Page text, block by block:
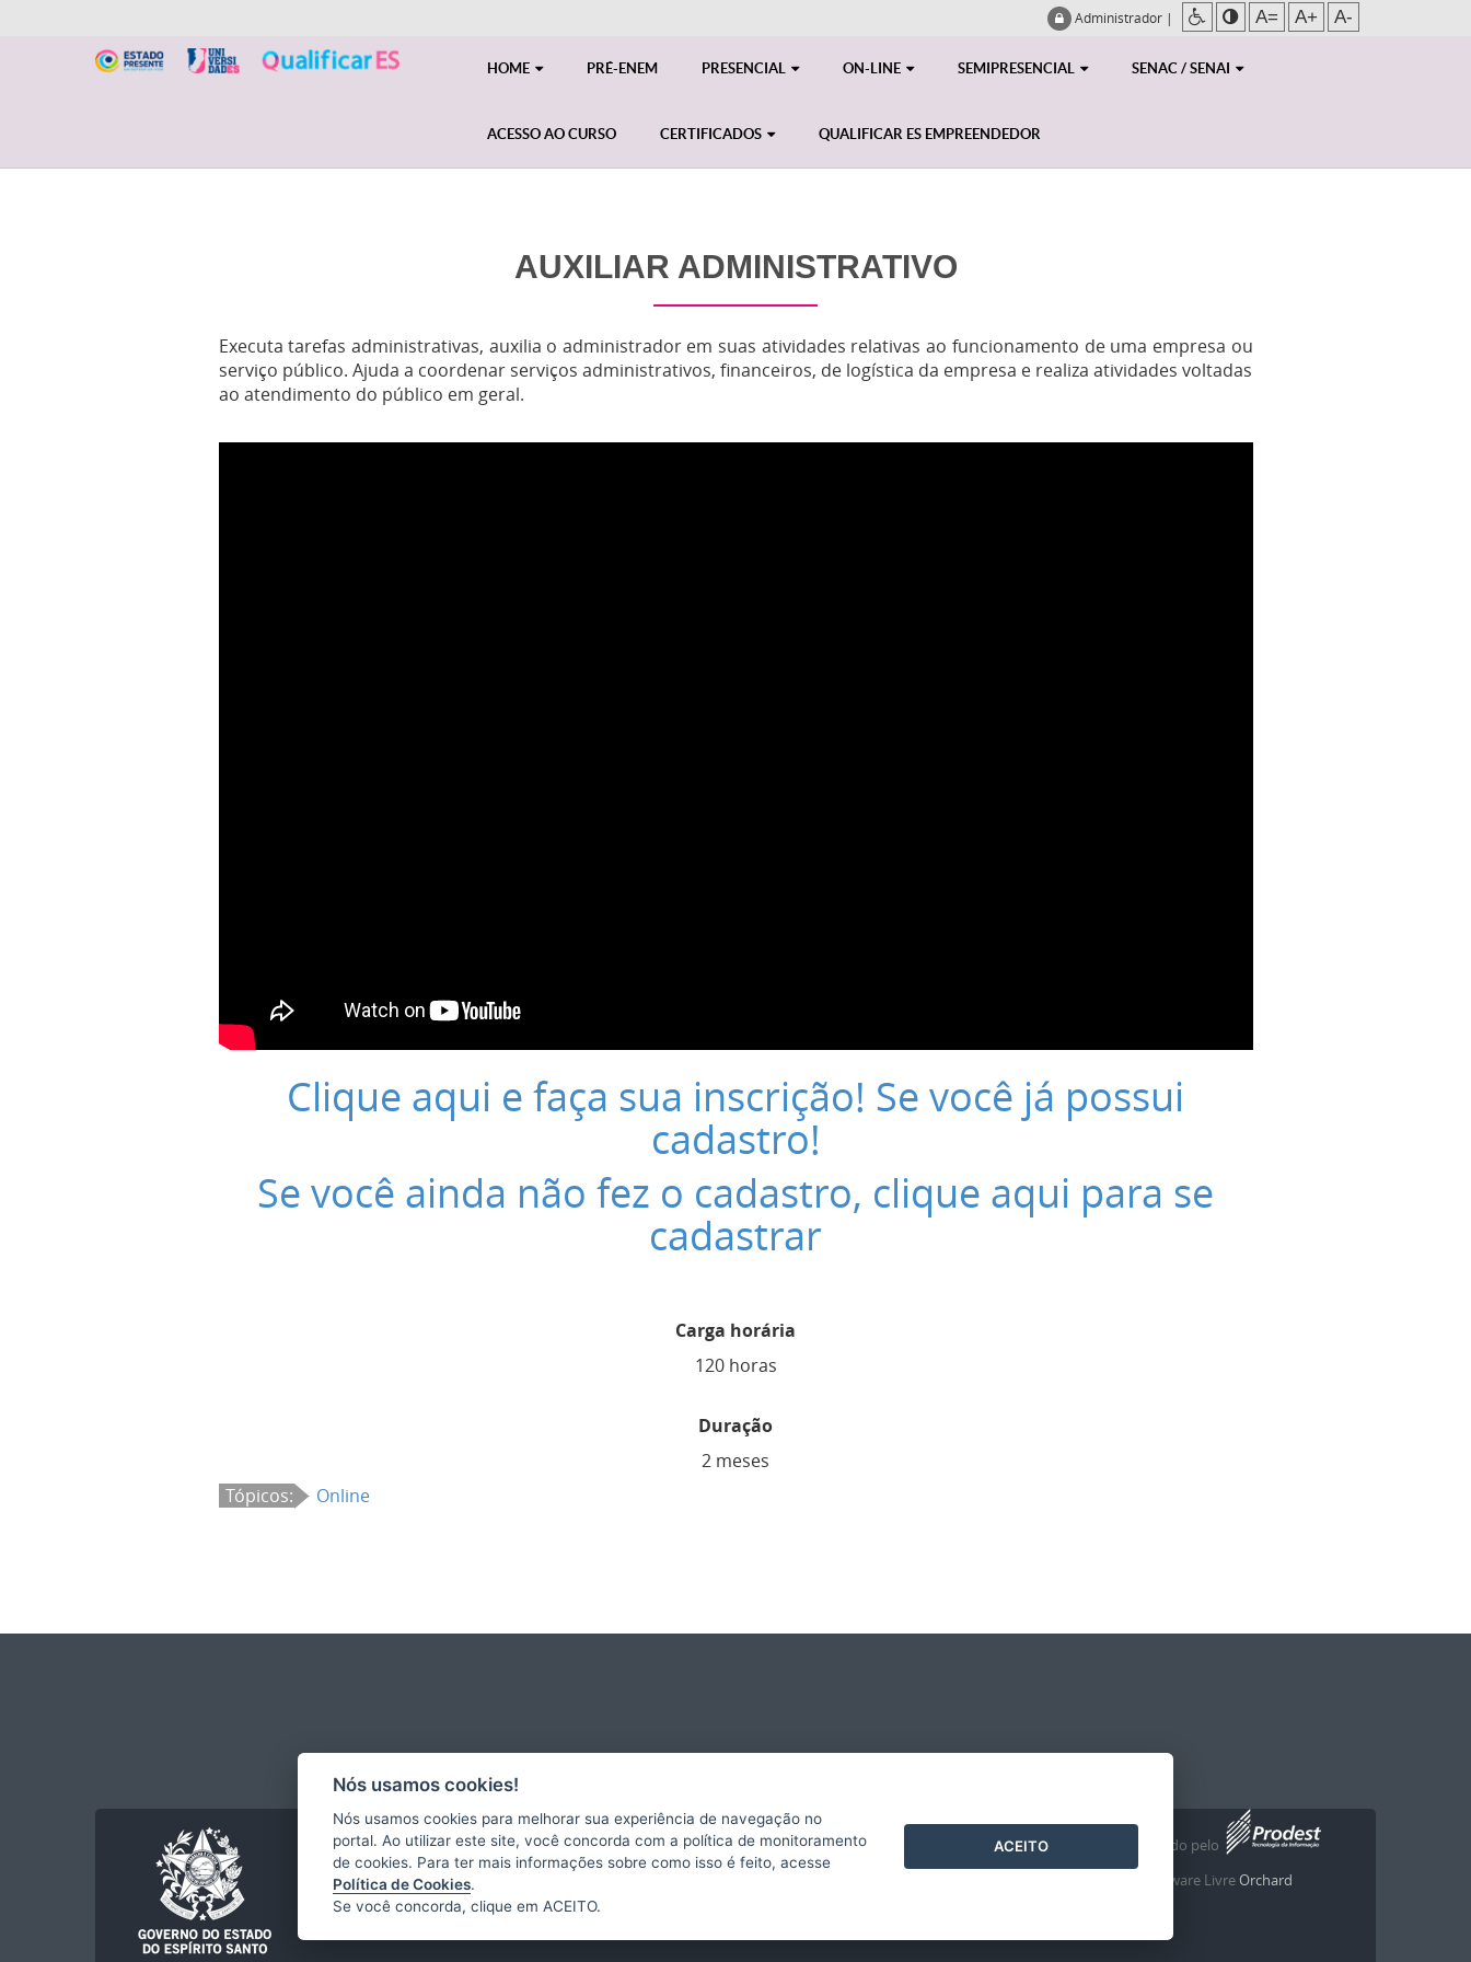
Administrador | A= A+ A-
HOME PRÉ-ENEM PRESENCIAL ON-LINE SEMIPRESENCIAL SENAC / SENAI
ACESSO AO CURSO CERTIFICADOS QUALIFICAR ES EMPREENDEDOR
AUXILIAR ADMINISTRATIVO
Executa tarefas administrativas, auxilia o administrador em suas atividades relativas ao funcionamento de uma empresa ou
serviço público. Ajuda a coordenar serviços administrativos, financeiros, de logística da empresa e realiza atividades voltadas
ao atendimento do público em geral.
Clique aqui e faça sua inscrição! Se você já possui
cadastro!
Se você ainda não fez o cadastro, clique aqui para se
cadastrar
Carga horária
120 horas
Duração
2 meses
Tópicos:
Online
2016
Desenvolvido pelo
com o Software LivreOrchard
Nós usamos cookies!
Nós usamos cookies para melhorar sua experiência de navegação no
portal. Ao utilizar este site, você concorda com a política de monitoramento
de cookies. Para ter mais informações sobre como isso é feito, acesse
Política de Cookies.
Se você concorda, clique em ACEITO.
ACEITO